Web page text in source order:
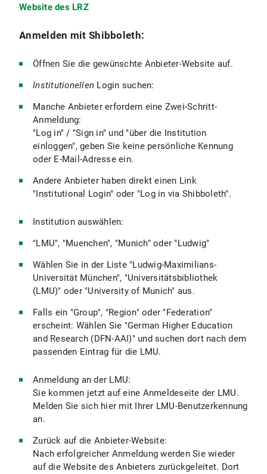
Website des LRZ
Anmelden mit Shibboleth:
Öffnen Sie die gewünschte Anbieter-Website auf.
Institutionellen Login suchen:
Manche Anbieter erfordern eine Zwei-Schritt-
Anmeldung:
"Log in" / "Sign in" und "über die Institution
einloggen", geben Sie keine persönliche Kennung
oder E-Mail-Adresse ein.
Andere Anbieter haben direkt einen Link
"Institutional Login" oder "Log in via Shibboleth".
Institution auswählen:
"LMU", "Muenchen", "Munich" oder "Ludwig"
Wählen Sie in der Liste "Ludwig-Maximilians-
Universität München", "Universitätsbibliothek
(LMU)" oder "University of Munich" aus.
Falls ein "Group", "Region" oder "Federation"
erscheint: Wählen Sie "German Higher Education
and Research (DFN-AAI)" und suchen dort nach dem
passenden Eintrag für die LMU.
Anmeldung an der LMU:
Sie kommen jetzt auf eine Anmeldeseite der LMU.
Melden Sie sich hier mit Ihrer LMU-Benutzerkennung
an.
Zurück auf die Anbieter-Website:
Nach erfolgreicher Anmeldung werden Sie wieder
auf die Website des Anbieters zurückgeleitet. Dort